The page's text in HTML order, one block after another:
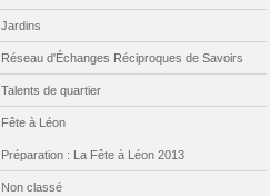
Jardins
Réseau d'Échanges Réciproques de Savoirs
Talents de quartier
Fête à Léon
Préparation : La Fête à Léon 2013
Non classé